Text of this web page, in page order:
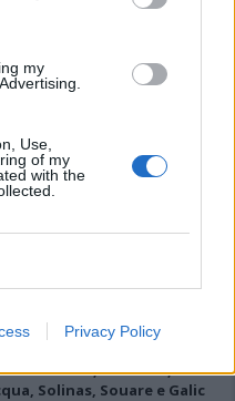
my
Use,
of my
with the
Privacy Policy
Dumani dalla Torres,
Lopes, Limberti e Cherchi
dai pilastri Masia, Pinna e
è Loru
con Markic, Contucci,
Solinas, Souare e Galic